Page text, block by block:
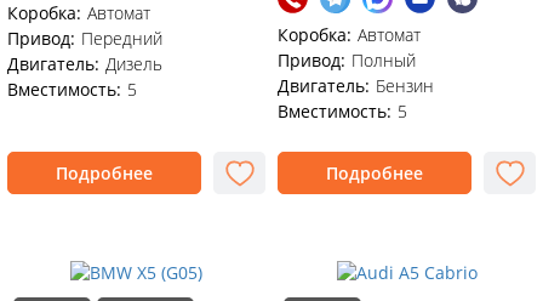
Коробка: Автомат
Привод: Передний
Двигатель: Дизель
Вместимость: 5
Подробнее
Коробка: Автомат
Привод: Полный
Двигатель: Бензин
Вместимость: 5
Подробнее